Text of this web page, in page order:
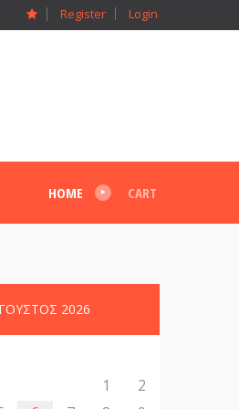
Register Login
HOME CART
2026
1
2